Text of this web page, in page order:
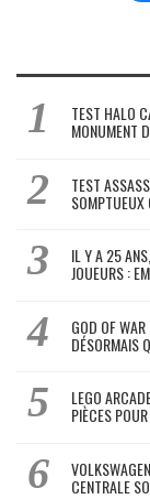
TEST HALO
MONUMENT
TEST
IL Y A 25
JOUEURS :
GOD OF
DÉSORMAIS
LEGO
PIÈCES
CENTRALE